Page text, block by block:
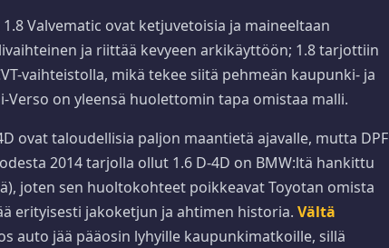
Valvematic ovat ketjuvetoisia ja maineeltaan
ja riittää kevyeen arkikäyttöön; 1.8 tarjottiin
vaihteistolla, mikä tekee siitä pehmeän kaupunki- ja
on yleensä huolettomin tapa omistaa malli.
ovat taloudellisia paljon maantietä ajavalle, mutta DPF
2014 tarjolla ollut 1.6 D-4D on BMW:ltä hankittu
joten sen huoltokohteet poikkeavat Toyotan omista
erityisesti jakoketjun ja ahtimen historia. Vältä
auto jää pääosin lyhyille kaupunkimatkoille, sillä